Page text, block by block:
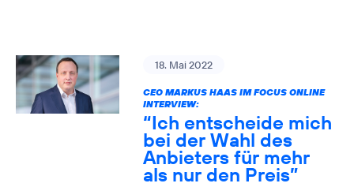
18. Mai 2022
CEO MARKUS HAAS IM FOCUS ONLINE
INTERVIEW:
“Ich entscheide mich
bei der Wahl des
Anbieters für mehr
als nur den Preis”